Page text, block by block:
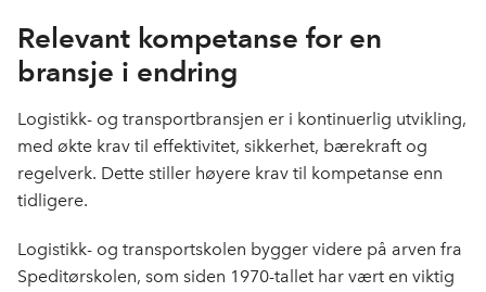
Relevant kompetanse for en
bransje i endring
Logistikk- og transportbransjen er i kontinuerlig utvikling,
med økte krav til effektivitet, sikkerhet, bærekraft og
regelverk. Dette stiller høyere krav til kompetanse enn
tidligere.
Logistikk- og transportskolen bygger videre på arven fra
Speditørskolen, som siden 1970-tallet har vært en viktig